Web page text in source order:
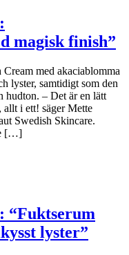
magisk finish”
med akaciablomma
lyster, samtidigt som den
hudton. – Det är en lätt
i ett! säger Mette
Swedish Skincare.
[…]
“Fuktserum
lyster”